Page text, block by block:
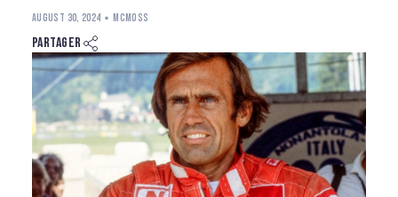
AUGUST 30, 2024 MCMOSS
Partager